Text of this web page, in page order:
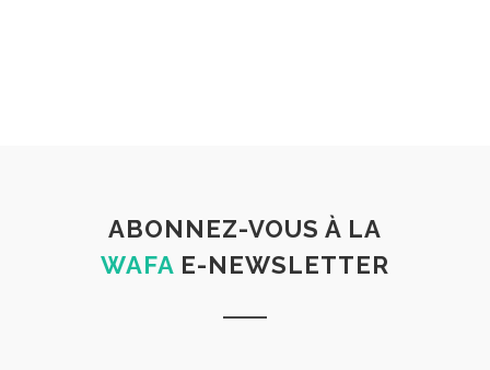
ABONNEZ-VOUS À LA
WAFA E-NEWSLETTER